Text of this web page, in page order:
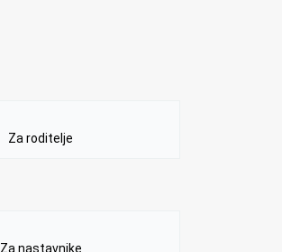
Za roditelje
Za nastavnike